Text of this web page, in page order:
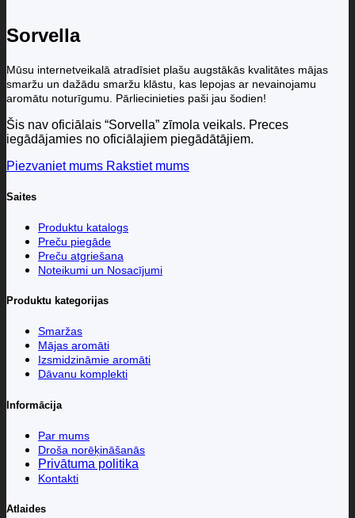
Sorvella
Mūsu internetveikalā atradīsiet plašu augstākās kvalitātes mājas
smaržu un dažādu smaržu klāstu, kas lepojas ar nevainojamu
aromātu noturīgumu. Pārliecinieties paši jau šodien!
Šis nav oficiālais “Sorvella” zīmola veikals. Preces
iegādājamies no oficiālajiem piegādātājiem.
Piezvaniet mums Rakstiet mums
Saites
Produktu katalogs
Preču piegāde
Preču atgriešana
Noteikumi un Nosacījumi
Produktu kategorijas
Smaržas
Mājas aromāti
Izsmidzināmie aromāti
Dāvanu komplekti
Informācija
Par mums
Droša norēķināšanās
Privātuma politika
Kontakti
Atlaides